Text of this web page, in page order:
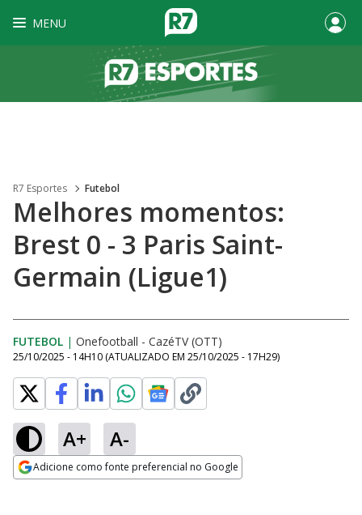
MENU
R7 Esportes Futebol
Melhores momentos:
Brest 0 - 3 Paris Saint-
Germain (Ligue1)
FUTEBOL | Onefootball - CazéTV (OTT)
25/10/2025 - 14H10 (ATUALIZADO EM 25/10/2025 - 17H29)
A+ A-
Adicione como fonte preferencial no Google